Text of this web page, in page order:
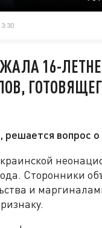
16-
вопрос
Сторонники
и